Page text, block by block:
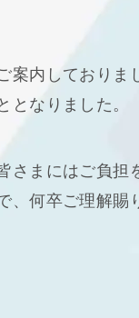
案内しておりま
なりました。
さまにはご負担
、何卒ご理解賜